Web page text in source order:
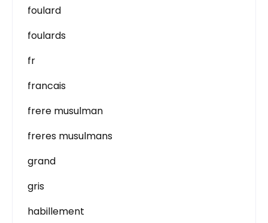
foulard
foulards
fr
francais
frere musulman
freres musulmans
grand
gris
habillement